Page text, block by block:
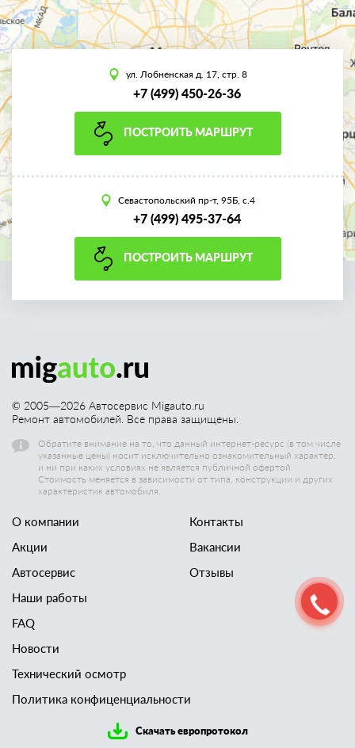
ул. Лобненская д. 17, стр. 8
+7 (499) 450-26-36
ПОСТРОИТЬ МАРШРУТ
Севастопольский пр-т, 95Б, с.4
+7 (499) 495-37-64
ПОСТРОИТЬ МАРШРУТ
© 2005—2026 Автосервис Migauto.ru
Ремонт автомобилей. Все права защищены.
Обратите внимание на то, что данный интернет-ресурс (в том числе
указанные цены) носит исключительно ознакомительный характер,
и ни при каких условиях не является публичной офертой.
Стоимость меняется в зависимости от типа, конструкции и других
характеристик автомобиля.
О компании
Акции
Автосервис
Наши работы
Контакты
Вакансии
Отзывы
FAQ
Новости
Технический осмотр
Политика конфиценциальности
Скачать европротокол